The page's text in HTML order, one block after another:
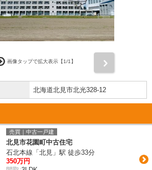
画像タップで拡大表示【1/1】
北海道北見市北光328-12
売買｜中古一戸建
北見市花園町中古住宅
石北本線「北見」駅 徒歩33分
350万円